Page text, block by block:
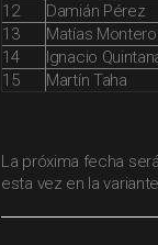
12
Damián Pérez
13
Matías Montero
14
Ignacio
15
Martín Taha
La próxima fecha
esta vez en la